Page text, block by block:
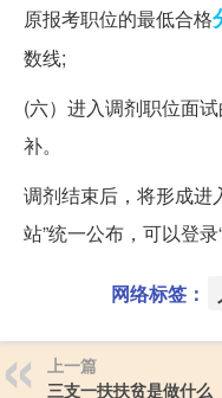
原报考职位的最低合格
数线;
(六）进入调剂职位面
补。
调剂结束后，将形成进
站”统一公布，可以登录
网络标签：
上一篇
三支一扶扶贫是做什么